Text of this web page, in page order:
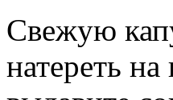
Свежую
натереть